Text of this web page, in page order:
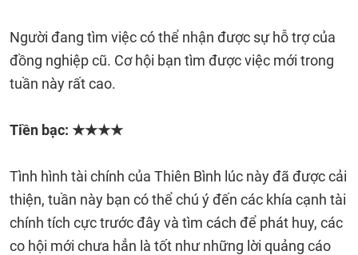
Người đang tìm việc có thể nhận được sự hỗ trợ của
đồng nghiệp cũ. Cơ hội bạn tìm được việc mới trong
tuần này rất cao.
Tiền bạc: ★★★★
Tình hình tài chính của Thiên Bình lúc này đã được cải
thiện, tuần này bạn có thể chú ý đến các khía cạnh tài
chính tích cực trước đây và tìm cách để phát huy, các
co hội mới chưa hẳn là tốt như những lời quảng cáo